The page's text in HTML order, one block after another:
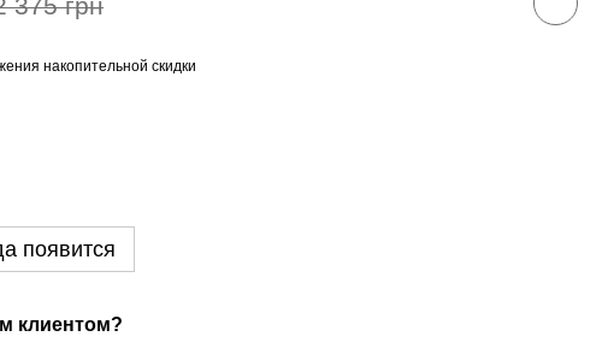
накопительной скидки
появится
клиентом?